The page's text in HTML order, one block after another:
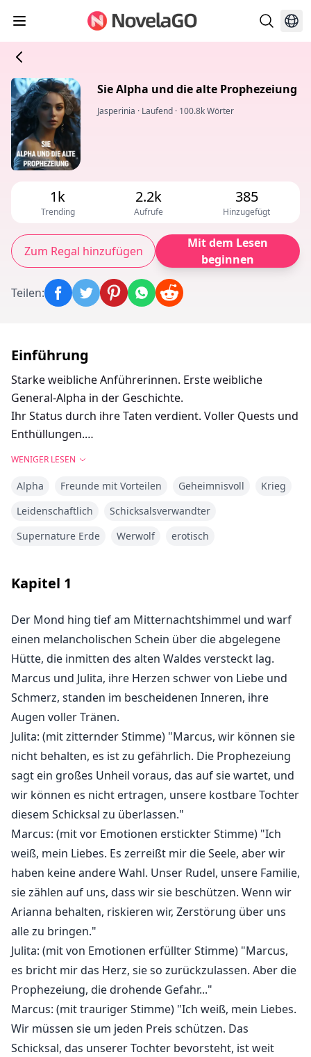
Sie Alpha und die alte Prophezeiung
Jasperinia · Laufend · 100.8k Wörter
1k
Trending
2.2k
Aufrufe
385
Hinzugefügt
Zum Regal hinzufügen
Mit dem Lesen
beginnen
Teilen:
Einführung
Starke weibliche Anführerinnen. Erste weibliche
General-Alpha in der Geschichte.
Ihr Status durch ihre Taten verdient. Voller Quests und
Enthüllungen.
Kampf um Befreiung unterstützen.
Die Weisheit der Ältesten.
Eine Mischung aus Romantik, Thriller, Drama, Action,
Legendärer Alpha-Mann aus alten Prophezeiungen.
Vielfalt der Charaktere und ihre Verbindung für eine
gemeinsame Sache.
Einzigartiges Werwolfsrudel.
Unzerbrechliche Freundschaften.
Liebe und Leidenschaft, die die Grenzen von Realität
und Träumen sprengen.
Mystische Kreaturen und Quests.
Liebe, Loyalität und Pflicht.
Eine weibliche „Indiana Jones“ der übernatürlichen
Welt. Eine Geschichte voller Geheimnisse und alter
Weisheit. Unerwartete Allianzen. Gefüllt mit Action und
Spannung. Eine grenzenlose Liebe jenseits von Zeit
und Raum. Auf der Suche nach alten Artefakten.
Kampf gegen bösartige Kräfte. Träume voller
Leidenschaft und Sehnsucht. Verbündete aus den
bekanntesten Werwolfsrudeln der Welt. Besondere
Fähigkeiten, alte Kreaturen und das Rätsel einer alten
Prophezeiung.
Mit Pendejazo und Cabronaza aus der bösartigen
Armee.
Spezialgast - der dunkle Vampir Caramba.
WENIGER LESEN
Alpha Freunde mit Vorteilen Geheimnisvoll
Krieg
Leidenschaftlich
Schicksalsverwandter
Supernature Erde
Werwolf erotisch
Kapitel 1
Der Mond hing tief am Mitternachtshimmel und warf
einen melancholischen Schein über die abgelegene
Hütte, die inmitten des alten Waldes versteckt lag.
Marcus und Julita, ihre Herzen schwer von Liebe und
Schmerz, standen im bescheidenen Inneren, ihre
Augen voller Tränen.
Julita: (mit zitternder Stimme) "Marcus, wir können sie
nicht behalten, es ist zu gefährlich. Die Prophezeiung
sagt ein großes Unheil voraus, das auf sie wartet, und
wir können es nicht ertragen, unsere kostbare Tochter
diesem Schicksal zu überlassen."
Marcus: (mit vor Emotionen erstickter Stimme) "Ich
weiß, mein Liebes. Es zerreißt mir die Seele, aber wir
haben keine andere Wahl. Unser Rudel, unsere Familie,
sie zählen auf uns, dass wir sie beschützen. Wenn wir
Arianna behalten, riskieren wir, Zerstörung über uns
alle zu bringen."
Julita: (mit von Emotionen erfüllter Stimme) "Marcus,
es bricht mir das Herz, sie so zurückzulassen. Aber die
Prophezeiung, die drohende Gefahr..."
Marcus: (mit trauriger Stimme) "Ich weiß, mein Liebes.
Wir müssen sie um jeden Preis schützen. Das
Schicksal, das unserer Tochter bevorsteht, ist weit